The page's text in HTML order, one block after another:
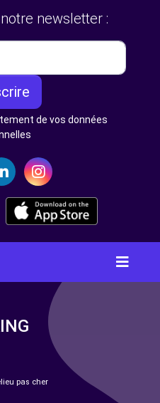
newsletter :
de vos données
pas cher